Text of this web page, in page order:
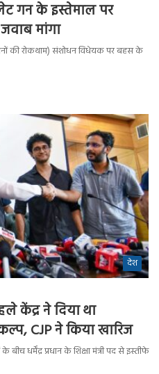
गन के इस्तेमाल पर
मांगा
की रोकथाम) संशोधन विधेयक पर बहस के
देश
केंद्र ने दिया था
CJP ने किया खारिज
बीच धर्मेंद्र प्रधान के शिक्षा मंत्री पद से इस्तीफे